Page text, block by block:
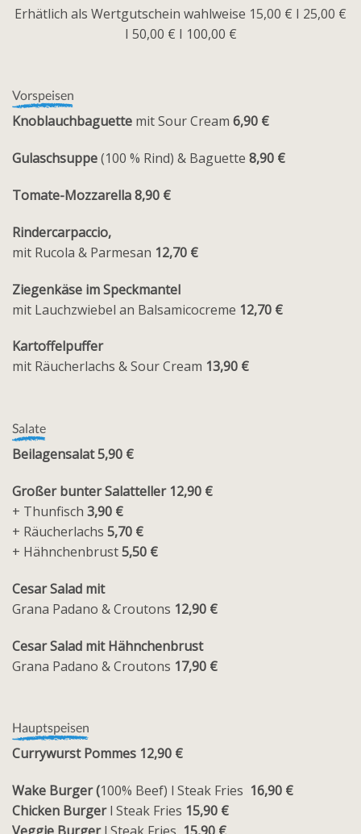
Erhätlich als Wertgutschein wahlweise 15,00 € I 25,00 €
I 50,00 € I 100,00 €
Vorspeisen
Knoblauchbaguette mit Sour Cream 6,90 €
Gulaschsuppe(100 % Rind) & Baguette 8,90 €
Tomate-Mozzarella8,90 €
Rindercarpaccio,
mit Rucola & Parmesan 12,70 €
Ziegenkäse im Speckmantel
mit Lauchzwiebel an Balsamicocreme 12,70 €
Kartoffelpuffer
mit Räucherlachs & Sour Cream 13,90 €
Salate
Beilagensalat 5,90 €
Großer bunter Salatteller 12,90 €
+ Thunfisch 3,90 €
+ Räucherlachs 5,70 €
+ Hähnchenbrust5,50 €
Cesar Salad mit
Grana Padano & Croutons 12,90 €
Cesar Salad mit Hähnchenbrust
Grana Padano & Croutons 17,90 €
Hauptspeisen
Currywurst Pommes 12,90 €
Wake Burger (100% Beef) l Steak Fries 16,90 €
Chicken Burgerl Steak Fries 15,90 €